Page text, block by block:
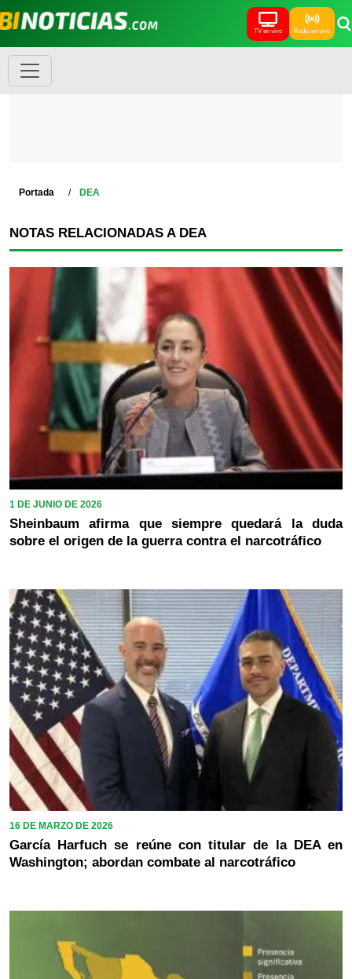
TV en vivo Radio en vivo
Portada DEA
NOTAS RELACIONADAS A DEA
1 DE JUNIO DE 2026
Sheinbaum afirma que siempre quedará la duda
sobre el origen de la guerra contra el narcotráfico
16 DE MARZO DE 2026
García Harfuch se reúne con titular de la DEA en
Washington; abordan combate al narcotráfico